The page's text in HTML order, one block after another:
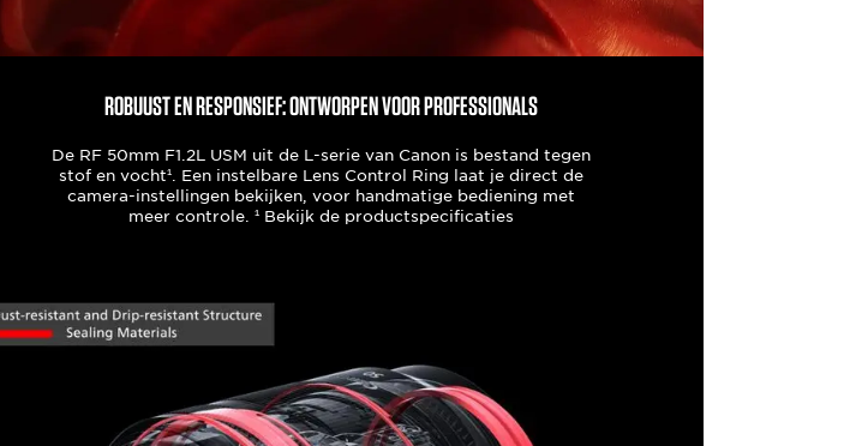
Robuust en responsief: ontworpen voor professionals
De RF 50mm F1.2L USM uit de L-serie van Canon is bestand tegen
stof en vocht¹. Een instelbare Lens Control Ring laat je direct de
camera-instellingen bekijken, voor handmatige bediening met
meer controle. ¹ Bekijk de productspecificaties